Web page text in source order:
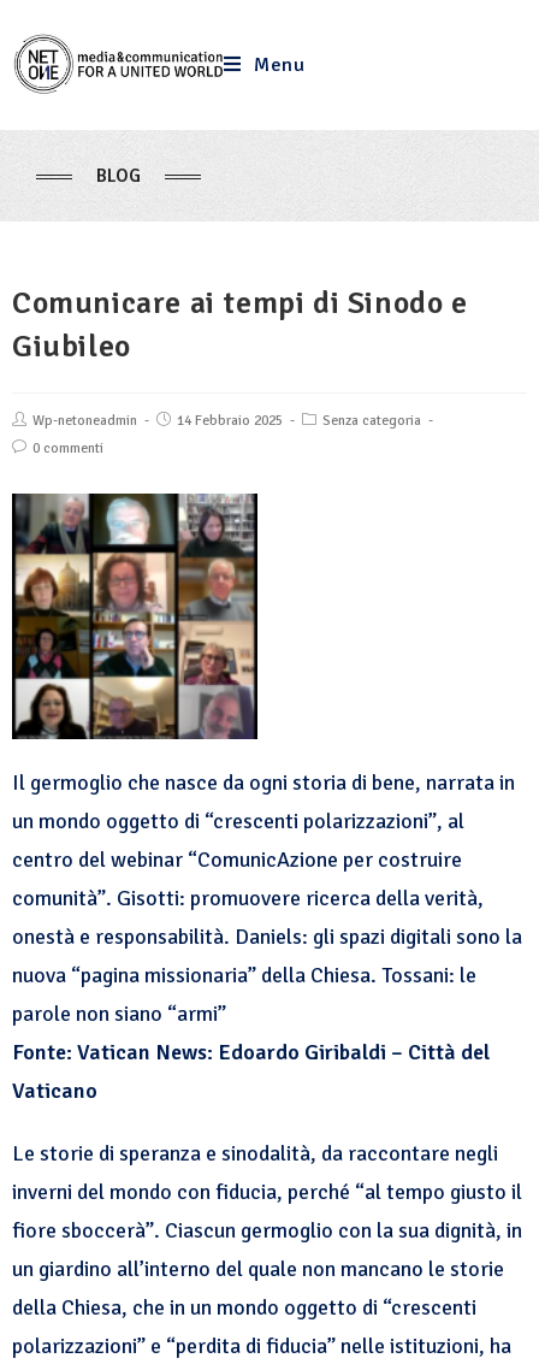
Menu
BLOG
Comunicare ai tempi di Sinodo e
Giubileo
Wp-netoneadmin 14 Febbraio 2025
Senza categoria
0 commenti
Il germoglio che nasce da ogni storia di bene, narrata in
un mondo oggetto di “crescenti polarizzazioni”, al
centro del webinar “ComunicAzione per costruire
comunità”. Gisotti: promuovere ricerca della verità,
onestà e responsabilità. Daniels: gli spazi digitali sono la
nuova “pagina missionaria” della Chiesa. Tossani: le
parole non siano “armi”
Fonte: Vatican News: Edoardo Giribaldi – Città del
Vaticano
Le storie di speranza e sinodalità, da raccontare negli
inverni del mondo con fiducia, perché “al tempo giusto il
fiore sboccerà”. Ciascun germoglio con la sua dignità, in
un giardino all’interno del quale non mancano le storie
della Chiesa, che in un mondo oggetto di “crescenti
polarizzazioni” e “perdita di fiducia” nelle istituzioni, ha